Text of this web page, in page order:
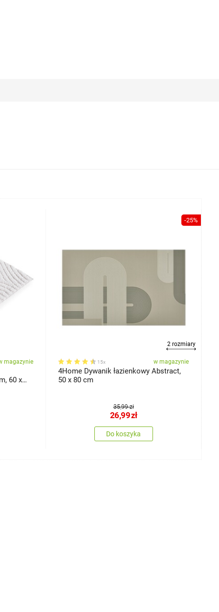
magazynie
60 x
-25%
2 rozmiary
15x w magazynie
4Home Dywanik łazienkowy Abstract,
50 x 80 cm
35,99 zł
26,99zł
Do koszyka